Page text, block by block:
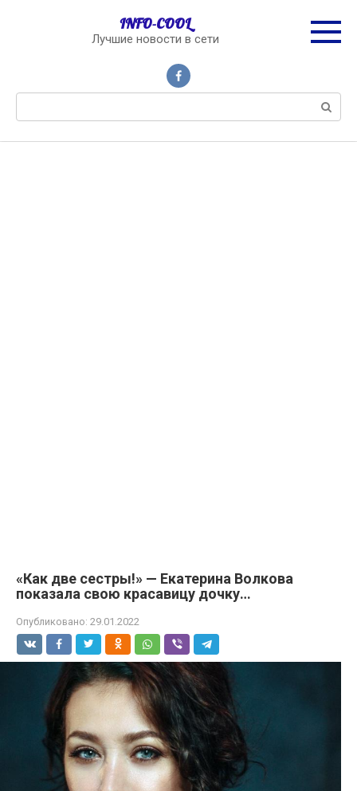
INFO-COOL
Лучшие новости в сети
«Как две сестры!» — Екатерина Волкова
показала свою красавицу дочку…
Опубликовано: 29.01.2022